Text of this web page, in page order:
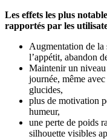
Les effets les plus
rapportés par les
Augmentation de la
l’appétit, abandon
Maintenir un niveau
journée, même
glucides,
plus de motivation
humeur,
une perte de poids
silhouette visibles